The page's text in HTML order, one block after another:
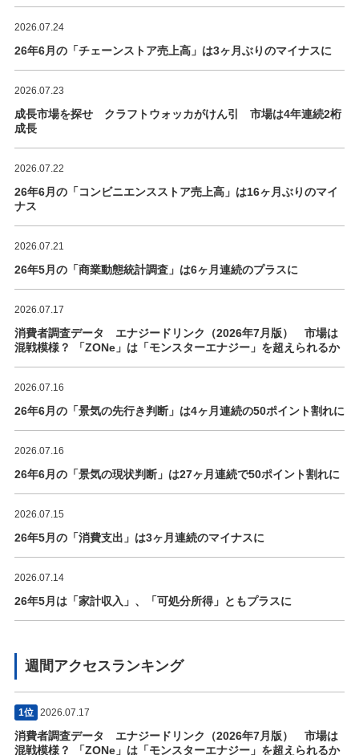
2026.07.24
26年6月の「チェーンストア売上高」は3ヶ月ぶりのマイナスに
2026.07.23
成長市場を探せ クラフトウォッカがけん引 市場は4年連続2桁
成長
2026.07.22
26年6月の「コンビニエンスストア売上高」は16ヶ月ぶりのマイ
ナス
2026.07.21
26年5月の「商業動態統計調査」は6ヶ月連続のプラスに
2026.07.17
消費者調査データ エナジードリンク（2026年7月版） 市場は
混戦模様？ 「ZONe」は「モンスターエナジー」を超えられるか
2026.07.16
26年6月の「景気の先行き判断」は4ヶ月連続の50ポイント割れに
2026.07.16
26年6月の「景気の現状判断」は27ヶ月連続で50ポイント割れに
2026.07.15
26年5月の「消費支出」は3ヶ月連続のマイナスに
2026.07.14
26年5月は「家計収入」、「可処分所得」ともプラスに
週間アクセスランキング
1位 2026.07.17
消費者調査データ エナジードリンク（2026年7月版） 市場は
混戦模様？ 「ZONe」は「モンスターエナジー」を超えられるか